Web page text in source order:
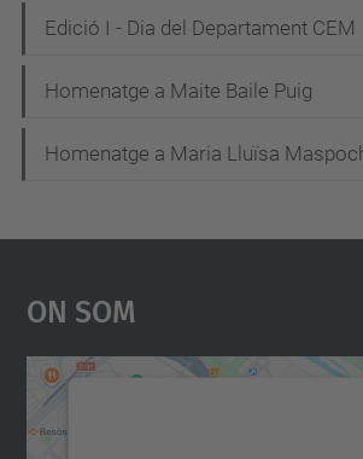
Edició I - Dia del Departament CEM
Homenatge a Maite Baile Puig
Homenatge a Maria Lluïsa
On Som